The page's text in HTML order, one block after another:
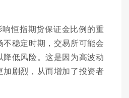
恒指期货保证金比例的重
稳定时期，交易所可能会
低风险。这是因为高波动
剧烈，从而增加了投资者